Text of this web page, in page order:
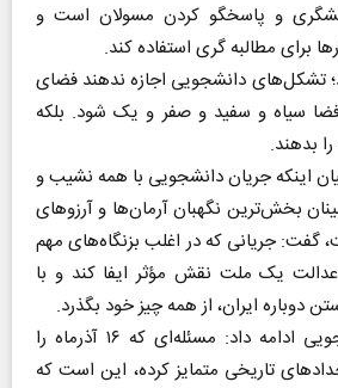
و پاسخگو کردن مسولان است و
برای مطالبه گری استفاده کند.
تشکل‌های دانشجویی اجازه ندهند فضای
سیاه و سفید و صفر و یک شود. بلکه
بدهند.
اینکه جریان دانشجویی با همه نشیب و
بخش‌ترین نگهبان آرمان‌ها و آرزو‌های
گفت: جریانی که در اغلب بزنگاه‌های مهم
یک ملت نقش مؤثر ایفا کند و با
دوباره ایران، از همه چیز خود بگذرد.
این فعال سابق دانشجویی ادامه داد: مسئله‌ای که ۱۶ آذرماه را
تاریخی متمایز کرده، این است که